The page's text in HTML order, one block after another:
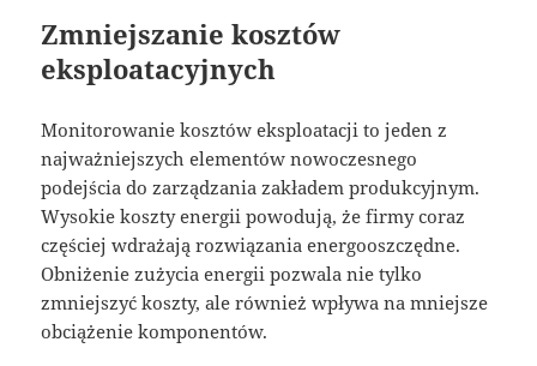
Zmniejszanie kosztów
eksploatacyjnych
Monitorowanie kosztów eksploatacji to jeden z
najważniejszych elementów nowoczesnego
podejścia do zarządzania zakładem produkcyjnym.
Wysokie koszty energii powodują, że firmy coraz
częściej wdrażają rozwiązania energooszczędne.
Obniżenie zużycia energii pozwala nie tylko
zmniejszyć koszty, ale również wpływa na mniejsze
obciążenie komponentów.